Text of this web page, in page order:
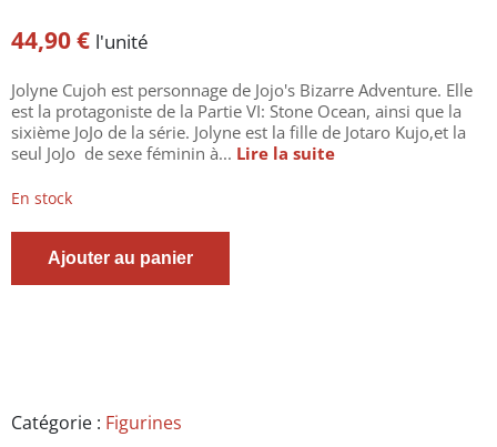
44,90€ l'unité
Jolyne Cujoh est personnage de Jojo's Bizarre Adventure. Elle
est la protagoniste de la Partie VI: Stone Ocean, ainsi que la
sixième JoJo de la série. Jolyne est la fille de Jotaro Kujo,et la
seul JoJo de sexe féminin à... Lire la suite
En stock
JOJO’S
-
Ajouter au panier
Catégorie : Figurines